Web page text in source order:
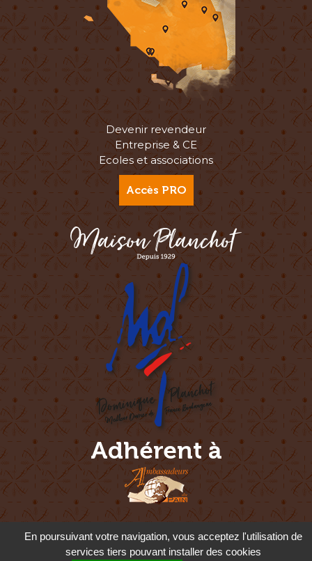
Devenir revendeur
Entreprise & CE
Ecoles et associations
Accès PRO
Adhérent à
Pour votre santé, mangez 5 fruits et légumes par jour - www.mangerbouger.fr -
l'abus d'alcool est dangereux pour la santé. à consommer avec modération
En poursuivant votre navigation, vous acceptez l'utilisation de
services tiers pouvant installer des cookies